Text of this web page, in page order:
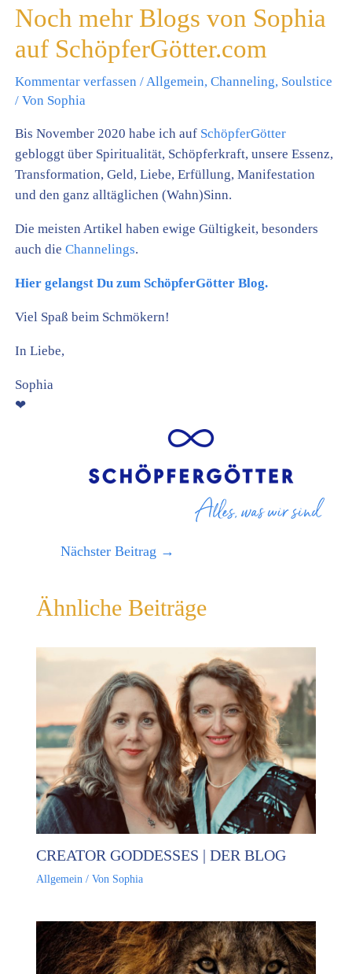
Noch mehr Blogs von Sophia
auf SchöpferGötter.com
Kommentar verfassen / Allgemein,Channeling, Soulstice
/ Von Sophia
Bis November 2020 habe ich auf SchöpferGötter
gebloggt über Spiritualität, Schöpferkraft, unsere Essenz,
Transformation, Geld, Liebe, Erfüllung, Manifestation
und den ganz alltäglichen (Wahn)Sinn.
Die meisten Artikel haben ewige Gültigkeit, besonders
auch dieChannelings.
Hier gelangst Du zum SchöpferGötter Blog.
Viel Spaß beim Schmökern!
In Liebe,
Sophia
❤
Nächster Beitrag →
Ähnliche Beiträge
CREATOR GODDESSES | DER BLOG
Allgemein/ Von Sophia